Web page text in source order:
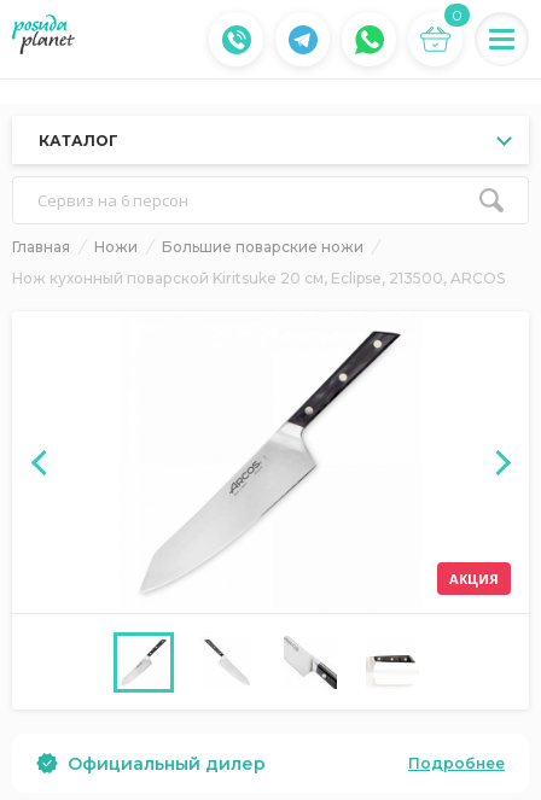
0
КАТАЛОГ
Сервиз на 6 персон
Главная Ножи
Большие поварские ножи
Нож кухонный поварской Kiritsuke 20 см, Eclipse, 213500, ARCOS
АКЦИЯ
Официальный дилер Подробнее